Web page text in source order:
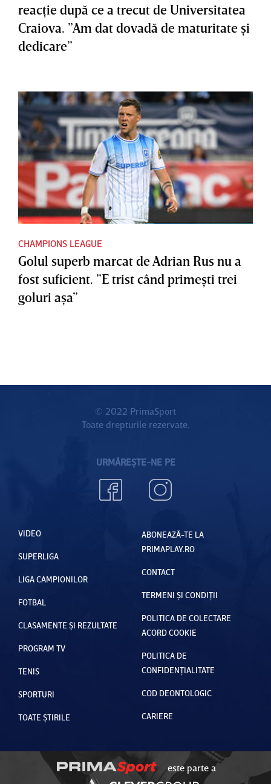
reacţie după ce a trecut de Universitatea
Craiova. ”Am dat dovadă de maturitate şi
dedicare”
CHAMPIONS LEAGUE
Golul superb marcat de Adrian Rus nu a
fost suficient. ”E trist când primeşti trei
goluri aşa”
© 2022 PrimaSport
Toate drepturile rezervate.
URMĂREȘTE-NE PE
VIDEO
SUPERLIGA
LIGA CAMPIONILOR
FOTBAL
CLASAMENTE ȘI REZULTATE
PROGRAM TV
TENIS
SPORTURI
TOATE ȘTIRILE
ABONEAZĂ-TE LA
PRIMAPLAY.RO
CONTACT
TERMENI ȘI CONDIȚII
POLITICA DE COLECTARE
ACORD COOKIE
POLITICA DE
CONFIDENȚIALITATE
COD DEONTOLOGIC
CARIERE
este parte a